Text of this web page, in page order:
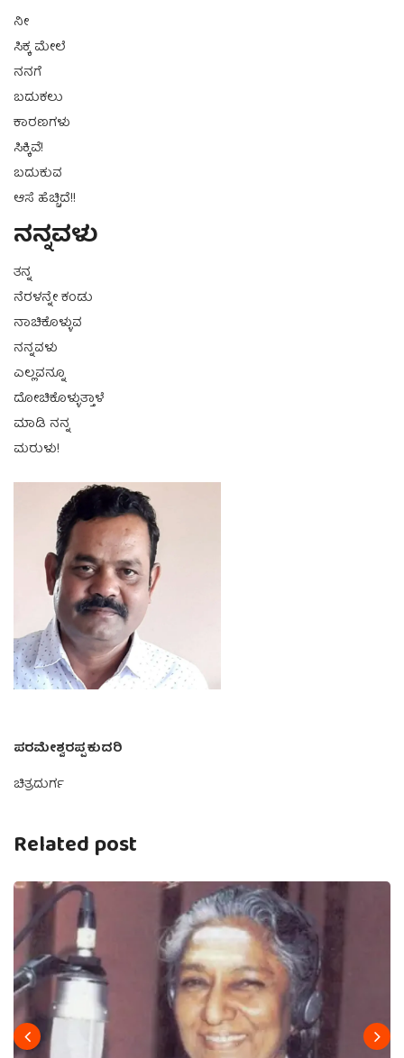
ನೀ
ಸಿಕ್ಕ ಮೇಲೆ
ನನಗೆ
ಬದುಕಲು
ಕಾರಣಗಳು
ಸಿಕ್ಕಿವೆ!
ಬದುಕುವ
ಆಸೆ ಹೆಚ್ಚಿದೆ!!
ನನ್ನವಳು
ತನ್ನ
ನೆರಳನ್ನೇ ಕಂಡು
ನಾಚಿಕೊಳ್ಳುವ
ನನ್ನವಳು
ಎಲ್ಲವನ್ನೂ
ದೋಚಿಕೊಳ್ಳುತ್ತಾಳೆ
ಮಾಡಿ ನನ್ನ
ಮರುಳು!
ಪರಮೇಶ್ವರಪ್ಪ ಕುದರಿ
ಚಿತ್ರದುರ್ಗ
Related post